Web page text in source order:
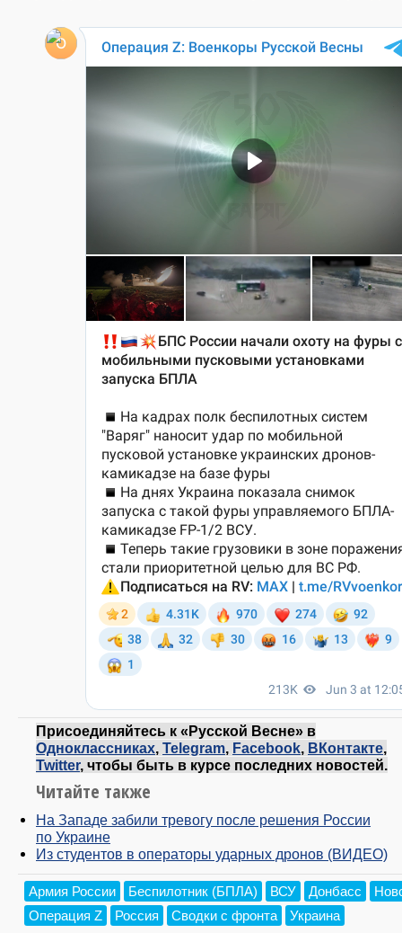
Присоединяйтесь к «Русской Весне» в
Одноклассниках, Telegram, Facebook, ВКонтакте,
Twitter, чтобы быть в курсе последних новостей.
Читайте также
На Западе забили тревогу после решения России
по Украине
Из студентов в операторы ударных дронов (ВИДЕО)
Армия России Беспилотник (БПЛА) ВСУ Донбасс
Операция Z
Россия Сводки с фронта Украина